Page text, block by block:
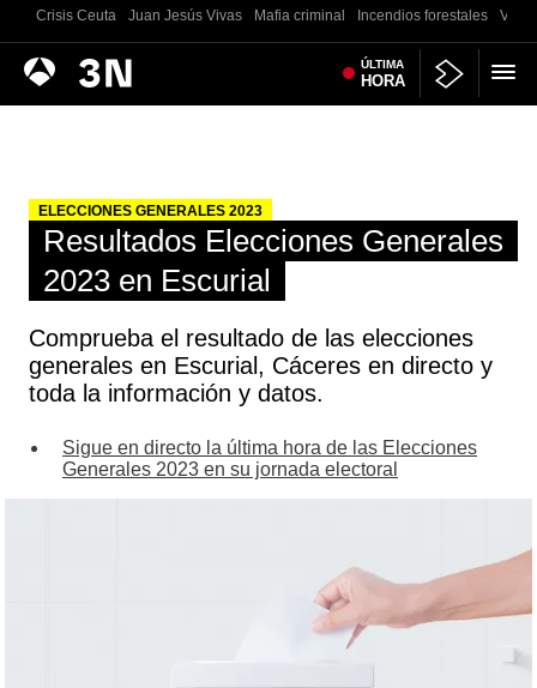
Crisis Ceuta Juan Jesús Vivas Mafia criminal Incendios forestales
Antena
3
Noticias ÚLTIMA
HORA
ELECCIONES GENERALES 2023
Resultados Elecciones Generales
2023 en Escurial
Comprueba el resultado de las elecciones
generales en Escurial, Cáceres en directo y
toda la información y datos.
Sigue en directo la última hora de las Elecciones
Generales 2023 en su jornada electoral